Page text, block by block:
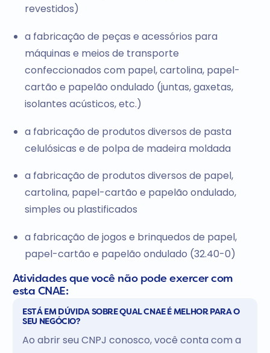
revestidos)
a fabricação de peças e acessórios para
máquinas e meios de transporte
confeccionados com papel, cartolina, papel-
cartão e papelão ondulado (juntas, gaxetas,
isolantes acústicos, etc.)
a fabricação de produtos diversos de pasta
celulósicas e de polpa de madeira moldada
a fabricação de produtos diversos de papel,
cartolina, papel-cartão e papelão ondulado,
simples ou plastificados
a fabricação de jogos e brinquedos de papel,
papel-cartão e papelão ondulado (32.40-0)
Atividades que você não pode exercer com
esta CNAE:
ESTÁ EM DÚVIDA SOBRE QUAL CNAE É MELHOR PARA O
SEU NEGÓCIO?
Ao abrir seu CNPJ conosco, você conta com a